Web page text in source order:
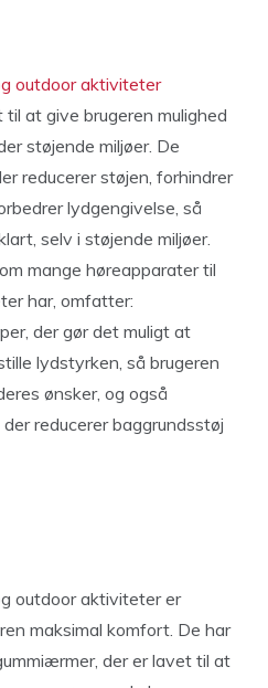
outdoor aktiviteter
til at give brugeren mulighed
støjende miljøer. De
reducerer støjen, forhindrer
lydgengivelse, så
selv i støjende miljøer.
mange høreapparater til
har, omfatter:
der gør det muligt at
lydstyrken, så brugeren
ønsker, og også
reducerer baggrundsstøj
outdoor aktiviteter er
maksimal komfort. De har
der er lavet til at